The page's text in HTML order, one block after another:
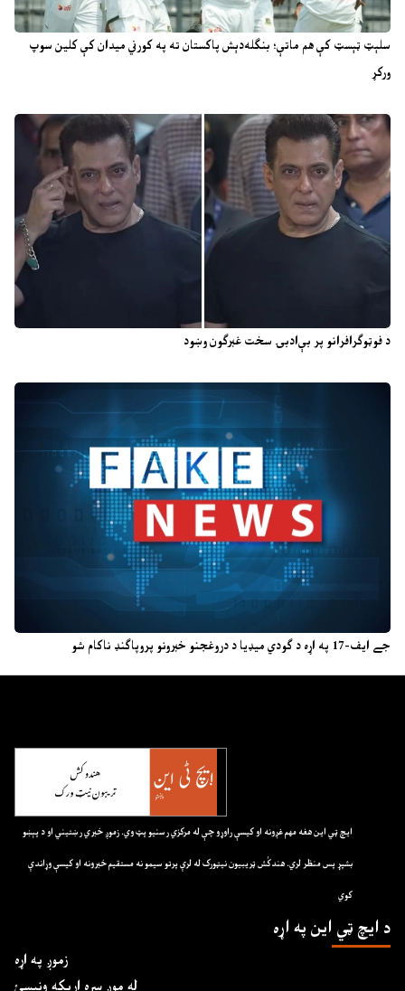
سلېټ ټېسټ کې هم ماتې؛ بنګله‌دېش پاکستان ته په کورني میدان کې کلین سوپ
ورکړ
د فوټوګرافرانو پر بې‌ادبۍ سخت غبرګون وښود
جے ایف-17 په اړه د ګودي میډیا د دروغجنو خبرونو پروپاګنډ ناکام شو
ايچ ټي اين هغه مهم غږونه او کيسې راوړو چې له مرکزي رسنيو پټ وي. زموږ خبري رښتيني او د پېښو
بشپړ پس منظر لري. هندکُش ټريبيون نيټورک له لرې پرتو سيمو نه مستقيم خبرونه او کيسې وړاندې
کوي
د ايچ ټي اين په اړه
زموږ په اړه